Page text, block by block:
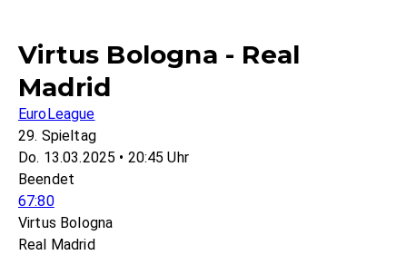
Virtus Bologna - Real
Madrid
EuroLeague
29. Spieltag
Do. 13.03.2025 • 20:45 Uhr
Beendet
67:80
Virtus Bologna
Real Madrid